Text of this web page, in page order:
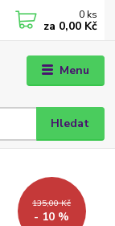
Menu
Hledat
0 ks
za 0,00 Kč
135,00 Kč
- 10 %